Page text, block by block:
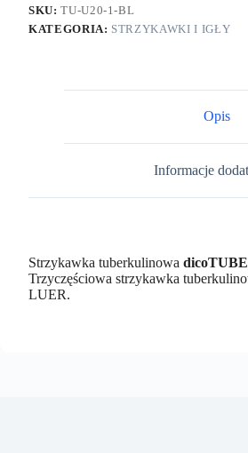
SKU:TU-U20-1-BL
KATEGORIA: STRZYKAWKI I IGŁY
Opis
Informacje
Strzykawka tuberkulinowa
Trzyczęściowa strzykawka
LUER.